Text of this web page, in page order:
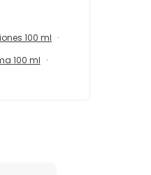
100 ml
100 ml